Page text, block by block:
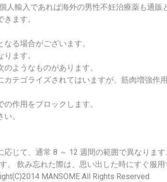
人輸入であれば海外の男性不妊治療薬も通販
ます。
る場合がございます。
ます。
ようなものがあります。
テゴライズされてはいますが、筋肉増強作
作用をブロックします。
。
じて、通常 8 ～ 12 週間の範囲で異なりま
。 飲み忘れた際は、思い出した時にすぐ服
MANSOME All Rights Reserved.